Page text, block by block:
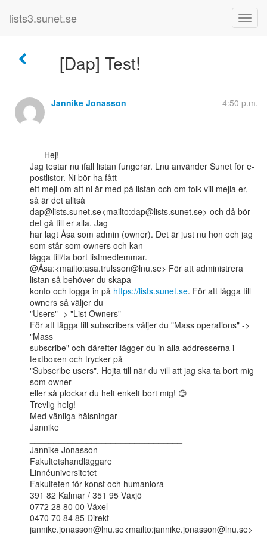
lists3.sunet.se
[Dap] Test!
Jannike Jonasson 4:50 p.m.
Jag testar nu ifall listan fungerar. Lnu använder Sunet för e-
postlistor. Ni bör ha fått
ett mejl om att ni är med på listan och om folk vill mejla er,
så är det alltså
dap@lists.sunet.se<mailto:dap@lists.sunet.se> och då bör
det gå till er alla. Jag
har lagt Åsa som admin (owner). Det är just nu hon och jag
som står som owners och kan
lägga till/ta bort listmedlemmar.
@Åsa:<mailto:asa.trulsson@lnu.se> För att administrera
listan så behöver du skapa
konto och logga in på https://lists.sunet.se. För att lägga till
owners så väljer du
"Users" -> "List Owners"
För att lägga till subscribers väljer du "Mass operations" ->
"Mass
subscribe" och därefter lägger du in alla addresserna i
textboxen och trycker på
"Subscribe users". Hojta till när du vill att jag ska ta bort mig
som owner
eller så plockar du helt enkelt bort mig! 😊
Trevlig helg!
Med vänliga hälsningar
Jannike
Jannike Jonasson
Fakultetshandläggare
Linnéuniversitetet
Fakulteten för konst och humaniora
391 82 Kalmar / 351 95 Växjö
0772 28 80 00 Växel
0470 70 84 85 Direkt
jannike.jonasson@lnu.se<mailto:jannike.jonasson@lnu.se>